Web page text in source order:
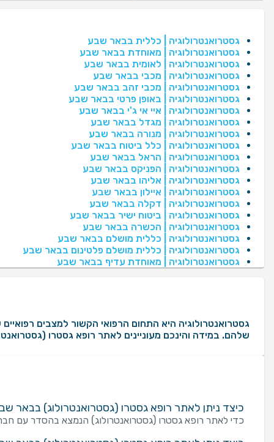
גסטרואנטרולוגיה | כללית בבאר שבע
גסטרואנטרולוגיה | מאוחדת בבאר שבע
גסטרואנטרולוגיה | לאומית בבאר שבע
גסטרואנטרולוגיה | מכבי בבאר שבע
גסטרואנטרולוגיה | מכבי זהב בבאר שבע
גסטרואנטרולוגיה | באופן פרטי בבאר שבע
גסטרואנטרולוגיה | איי אי ג'י בבאר שבע
גסטרואנטרולוגיה | מגדל בבאר שבע
גסטרואנטרולוגיה | מנורה בבאר שבע
גסטרואנטרולוגיה | כלל ביטוח בבאר שבע
גסטרואנטרולוגיה | הראל בבאר שבע
גסטרואנטרולוגיה | הפניקס בבאר שבע
גסטרואנטרולוגיה | אליהו בבאר שבע
גסטרואנטרולוגיה | איילון בבאר שבע
גסטרואנטרולוגיה | דקלה בבאר שבע
גסטרואנטרולוגיה | ביטוח ישיר בבאר שבע
גסטרואנטרולוגיה | הכשרה בבאר שבע
גסטרואנטרולוגיה | כללית מושלם בבאר שבע
גסטרואנטרולוגיה | כללית מושלם פלטינום בבאר שבע
גסטרואנטרולוגיה | מאוחדת עדיף בבאר שבע
שלהם. במידה והינכם מעוניינים לאתר רופא גסטרו
כיצד ניתן לאתר רופא גסטרו (גסטרואנטרולוג)
כדי לאתר רופא גסטרו (גסטרואנטרולוג) הנמצא בהסדר עם